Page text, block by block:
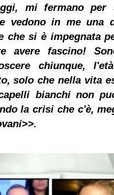
mi fermano per
vedono in me una
che si è impegnata
avere fascino!
chiunque,
solo che nella vita
bianchi non
la crisi che c'è,